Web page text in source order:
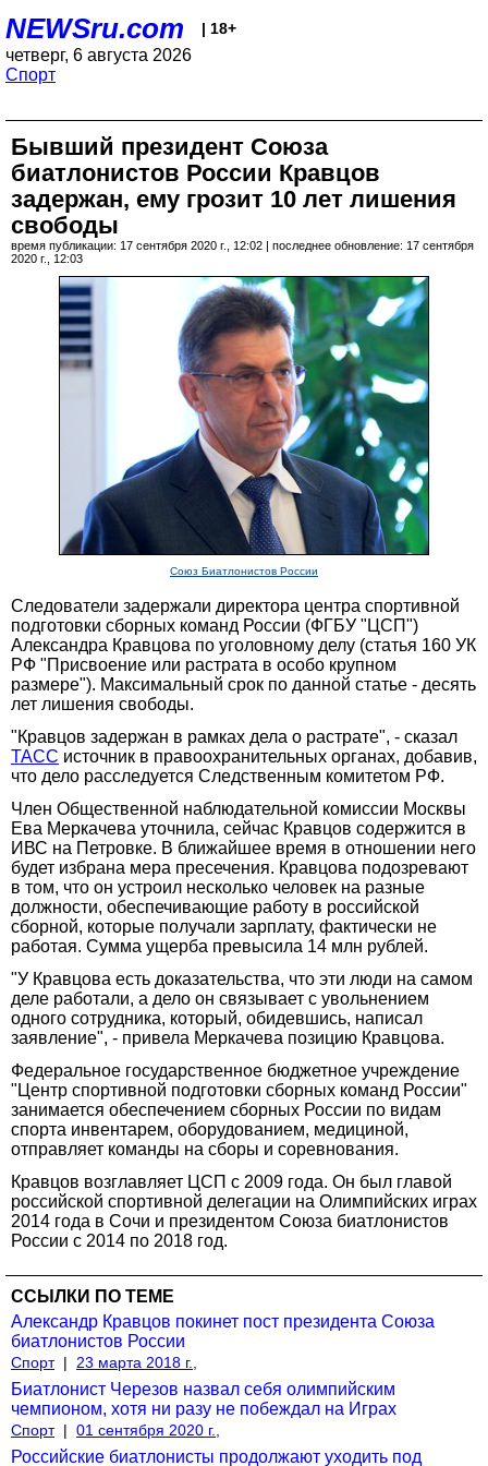
NEWSru.com | 18+
четверг, 6 августа 2026
Спорт
Бывший президент Союза
биатлонистов России Кравцов
задержан, ему грозит 10 лет лишения
свободы
время публикации: 17 сентября 2020 г., 12:02 | последнее обновление: 17 сентября
2020 г., 12:03
Союз Биатлонистов России
Следователи задержали директора центра спортивной
подготовки сборных команд России (ФГБУ "ЦСП")
Александра Кравцова по уголовному делу (статья 160 УК
РФ "Присвоение или растрата в особо крупном
размере"). Максимальный срок по данной статье - десять
лет лишения свободы.
"Кравцов задержан в рамках дела о растрате", - сказал
ТАСС источник в правоохранительных органах, добавив,
что дело расследуется Следственным комитетом РФ.
Член Общественной наблюдательной комиссии Москвы
Ева Меркачева уточнила, сейчас Кравцов содержится в
ИВС на Петровке. В ближайшее время в отношении него
будет избрана мера пресечения. Кравцова подозревают
в том, что он устроил несколько человек на разные
должности, обеспечивающие работу в российской
сборной, которые получали зарплату, фактически не
работая. Сумма ущерба превысила 14 млн рублей.
"У Кравцова есть доказательства, что эти люди на самом
деле работали, а дело он связывает с увольнением
одного сотрудника, который, обидевшись, написал
заявление", - привела Меркачева позицию Кравцова.
Федеральное государственное бюджетное учреждение
"Центр спортивной подготовки сборных команд России"
занимается обеспечением сборных России по видам
спорта инвентарем, оборудованием, медициной,
отправляет команды на сборы и соревнования.
Кравцов возглавляет ЦСП с 2009 года. Он был главой
российской спортивной делегации на Олимпийских играх
2014 года в Сочи и президентом Союза биатлонистов
России с 2014 по 2018 год.
ССЫЛКИ ПО ТЕМЕ
Александр Кравцов покинет пост президента Союза
биатлонистов России
Спорт | 23 марта 2018 г.,
Биатлонист Черезов назвал себя олимпийским
чемпионом, хотя ни разу не побеждал на Играх
Спорт | 01 сентября 2020 г.,
Российские биатлонисты продолжают уходить под